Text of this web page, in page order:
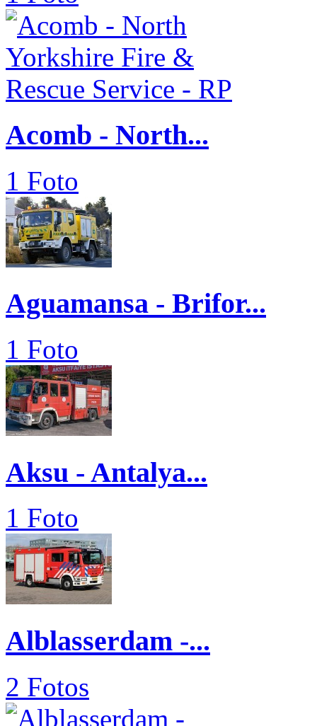
Acomb - North...
1 Foto
Aguamansa - Brifor...
1 Foto
Aksu - Antalya...
1 Foto
Alblasserdam -...
2 Fotos